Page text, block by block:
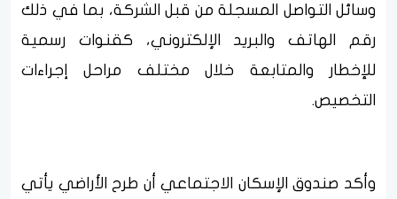
وسائل التواصل المسجلة من قبل الشركة، بما في ذلك
رقم الهاتف والبريد الإلكتروني، كقنوات رسمية
للإخطار والمتابعة خلال مختلف مراحل إجراءات
التخصيص.
وأكد صندوق الإسكان الاجتماعي أن طرح الأراضي يأتي